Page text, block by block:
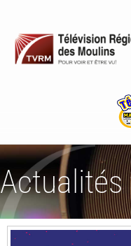
Actualités